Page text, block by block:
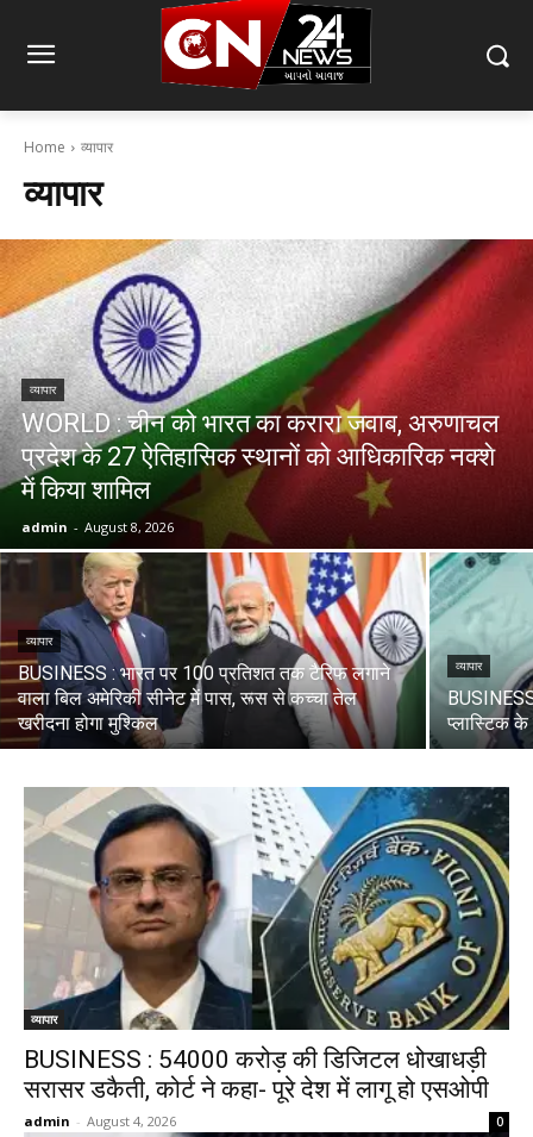
Home व्यापार
व्यापार
व्यापार
WORLD : चीन को भारत का करारा जवाब, अरुणाचल
प्रदेश के 27 ऐतिहासिक स्थानों को आधिकारिक नक्शे
में किया शामिल
admin - August 8, 2026
व्यापार
BUSINESS : भारत पर 100 प्रतिशत तक टैरिफ लगाने
वाला बिल अमेरिकी सीनेट में पास, रूस से कच्चा तेल
खरीदना होगा मुश्किल
व्यापार
प्लास्टिक के
व्यापार
BUSINESS : 54000 करोड़ की डिजिटल धोखाधड़ी
सरासर डकैती, कोर्ट ने कहा- पूरे देश में लागू हो एसओपी
admin - August 4, 2026 0